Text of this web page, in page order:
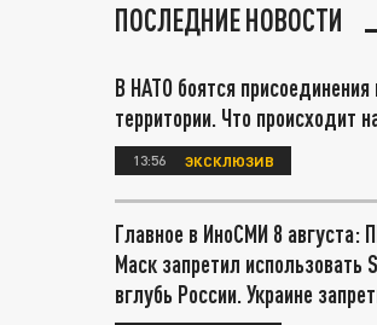
ПОСЛЕДНИЕ НОВОСТИ
В НАТО боятся присоединения
территории. Что происходит
13:56 ЭКСКЛЮЗИВ
Главное в ИноСМИ 8 августа:
Маск запретил
вглубь России. Украине